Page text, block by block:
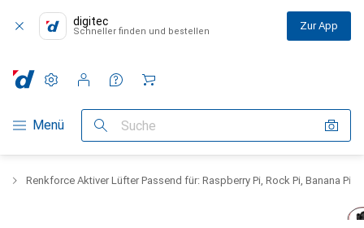
digitec
Schneller finden und bestellen Zur App
Navigation nach Kategorien
Menü Suche
Einstellungen
Kundenkonto
Vergleichslisten
Merklisten
Warenkorb
Renkforce Aktiver Lüfter Passend für: Raspberry Pi, Rock Pi, Banana Pi